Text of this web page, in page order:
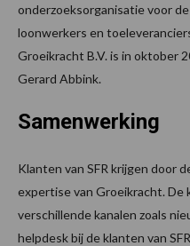
onderzoeksorganisatie voor
loonwerkers en
Groeikracht B.V. is in oktober
Gerard Abbink.
Samenwerking
Klanten van SFR krijgen door
expertise van Groeikracht. De
verschillende kanalen zoals
helpdesk bij de klanten van